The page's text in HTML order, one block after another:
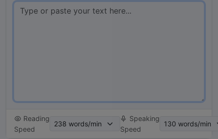
Reading
Speed
Speaking
Speed